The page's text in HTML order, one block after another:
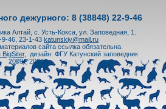
дежурного: 8 (38848) 22-9-46
Алтай, с. Усть-Кокса, ул. Заповедная, 1.
9-46, 23-1-43 katunskiy@mail.ru
сайта ссылка обязательна.
BigSiter,
дизайн: ФГУ Катунский заповедник
2009 - 2026 гг.